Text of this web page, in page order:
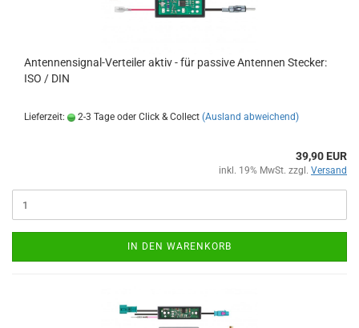
Antennensignal-Verteiler aktiv - für passive Antennen Stecker:
ISO / DIN
Lieferzeit: 2-3 Tage oder Click & Collect (Ausland abweichend)
39,90 EUR
inkl. 19% MwSt. zzgl. Versand
IN DEN WARENKORB